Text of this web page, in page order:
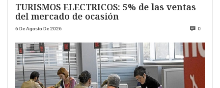
TURISMOS ELECTRICOS: 5% de las ventas
del mercado de ocasión
6 De Agosto De 2026 0